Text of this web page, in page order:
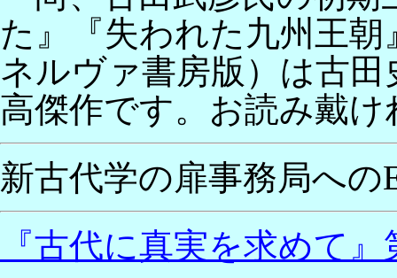
た』『失われた九州王
ネルヴァ書房版）は古
高傑作です。お読み戴
新古代学の扉事務局への
『古代に真実を求めて